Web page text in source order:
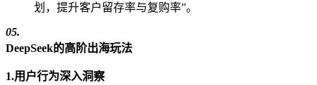
划，提升客户留存率与复购率”。
05.
DeepSeek的高阶出海玩法
1.用户行为深入洞察